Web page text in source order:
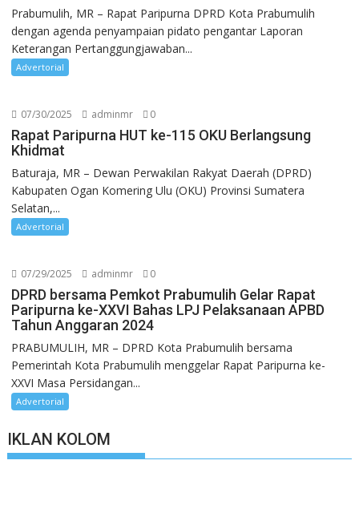
Prabumulih, MR – Rapat Paripurna DPRD Kota Prabumulih
dengan agenda penyampaian pidato pengantar Laporan
Keterangan Pertanggungjawaban...
Advertorial
07/30/2025 adminmr 0
Rapat Paripurna HUT ke-115 OKU Berlangsung
Khidmat
Baturaja, MR – Dewan Perwakilan Rakyat Daerah (DPRD)
Kabupaten Ogan Komering Ulu (OKU) Provinsi Sumatera
Selatan,...
Advertorial
07/29/2025 adminmr 0
DPRD bersama Pemkot Prabumulih Gelar Rapat
Paripurna ke-XXVI Bahas LPJ Pelaksanaan APBD
Tahun Anggaran 2024
PRABUMULIH, MR – DPRD Kota Prabumulih bersama
Pemerintah Kota Prabumulih menggelar Rapat Paripurna ke-
XXVI Masa Persidangan...
Advertorial
IKLAN KOLOM